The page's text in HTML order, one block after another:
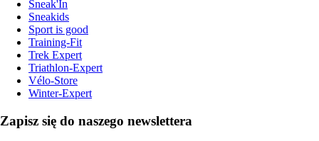
Sneak'In
Sneakids
Sport is good
Training-Fit
Trek Expert
Triathlon-Expert
Vélo-Store
Winter-Expert
Zapisz się do naszego newslettera